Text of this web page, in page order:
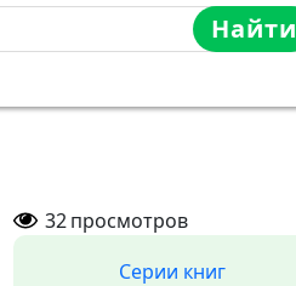
Найти
32просмотров
Серии книг